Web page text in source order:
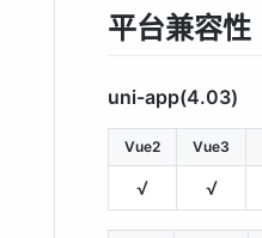
平台兼容性
uni-app(4.03)
Vue2 Vue3
√ √